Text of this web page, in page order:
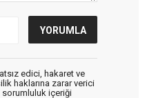
edici, hakaret ve
haklarına zarar verici
sorumluluk içeriği